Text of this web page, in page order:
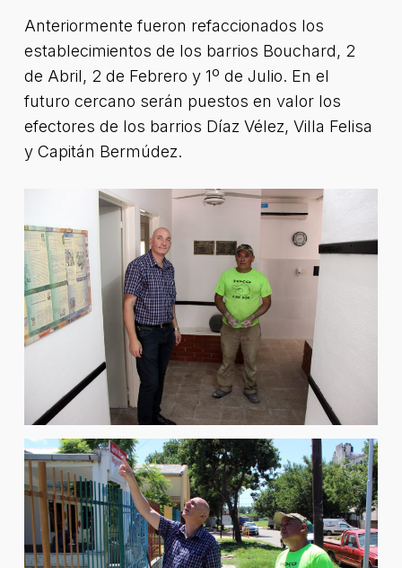
Anteriormente fueron refaccionados los
establecimientos de los barrios Bouchard, 2
de Abril, 2 de Febrero y 1º de Julio. En el
futuro cercano serán puestos en valor los
efectores de los barrios Díaz Vélez, Villa Felisa
y Capitán Bermúdez.